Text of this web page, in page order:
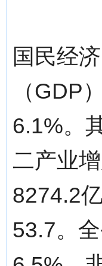
国民经
（GDP
6.1%。
二产业
8274.2
53.7。